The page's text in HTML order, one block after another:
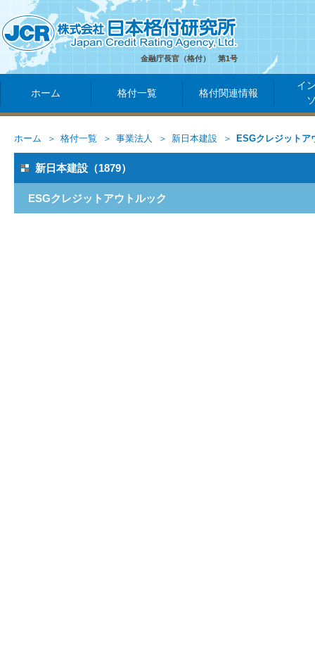
金融庁長官（格付） 第1号
ホーム 格付一覧 格付関連情報
イ
ホーム 格付一覧 事業法人 新日本建設 ESGクレジットア
新日本建設（1879）
ESGクレジットアウトルック